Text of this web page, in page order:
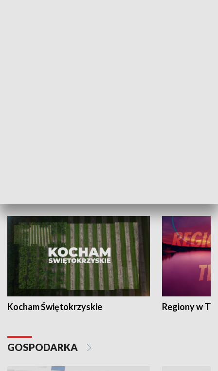
Kocham Świętokrzyskie Regiony w
GOSPODARKA